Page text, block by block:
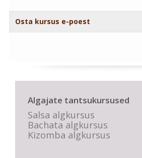
Osta kursus e-poest
Algajate tantsukursused
Salsa algkursus
Bachata algkursus
Kizomba algkursus